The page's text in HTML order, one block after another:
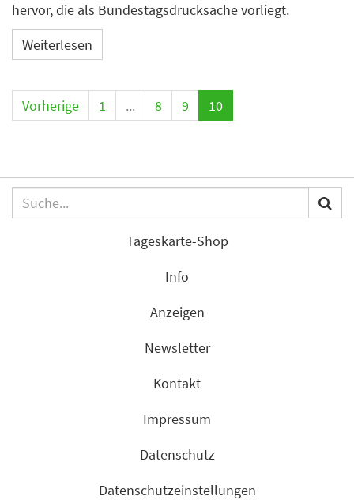
hervor, die als Bundestagsdrucksache vorliegt.
Weiterlesen
Vorherige 1 ... 8 9 10
Tageskarte-Shop
Info
Anzeigen
Newsletter
Kontakt
Impressum
Datenschutz
Datenschutzeinstellungen